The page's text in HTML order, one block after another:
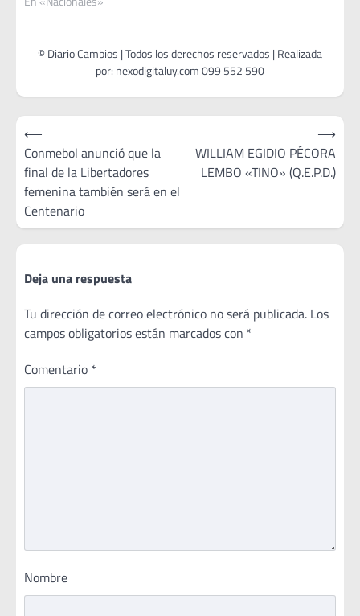
Navegación
de
entradas
⟵
Conmebol anunció que la
final de la Libertadores
femenina también será en el
Centenario
WILLIAM EGIDIO PÉCORA
LEMBO «TINO» (Q.E.P.D.)
⟶
Deja una respuesta
Tu dirección de correo electrónico no será publicada. Los
campos obligatorios están marcados con *
Comentario *
Nombre